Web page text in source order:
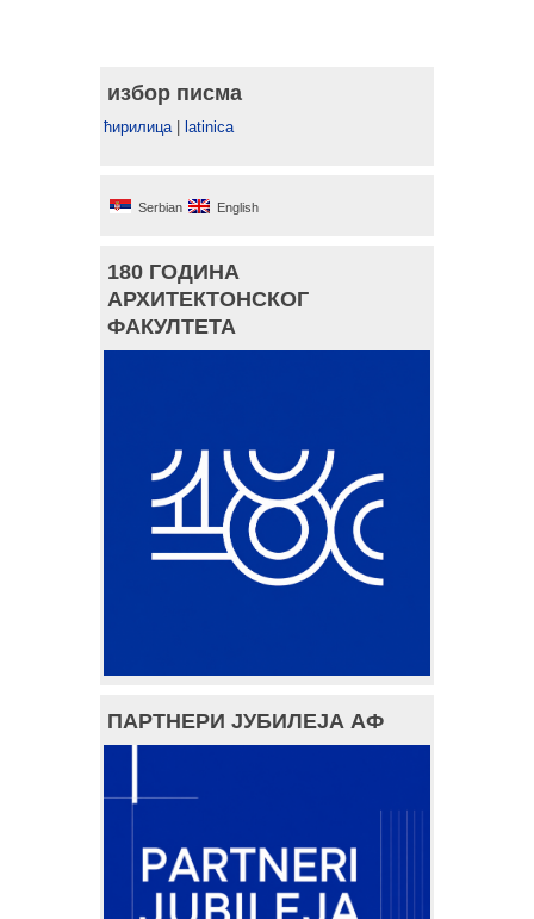
избор писма
ћирилица| latinica
Serbian English
180 ГОДИНА
АРХИТЕКТОНСКОГ
ФАКУЛТЕТА
ПАРТНЕРИ ЈУБИЛЕЈА АФ